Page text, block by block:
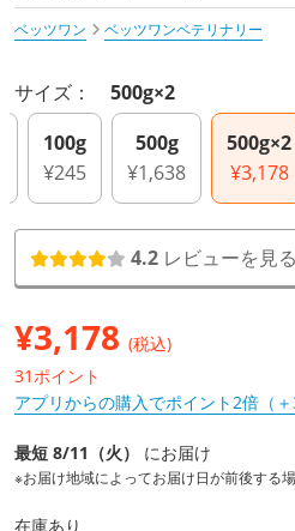
ベッツワン
ベッツワンベテリナリー
サイズ： 500g×2
100g
¥245
500g
¥1,638
500g×2
¥3,178
4.2 レビューを見る
¥3,178 (税込)
31ポイント
アプリからの購入でポイント2倍（＋
最短 8/11（火） にお届け
※お届け地域によってお届け日が前後する場
在庫あり